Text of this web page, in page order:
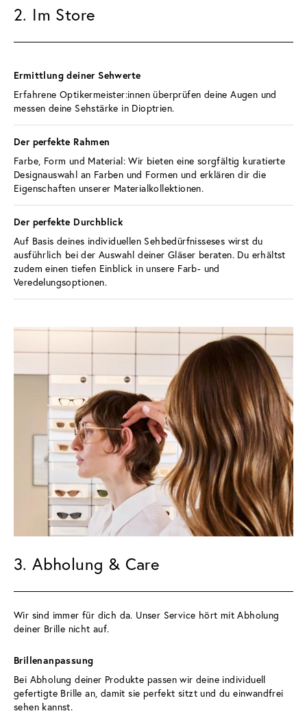
2. Im Store
Ermittlung deiner Sehwerte
Erfahrene Optikermeister:innen überprüfen deine Augen und
messen deine Sehstärke in Dioptrien.
Der perfekte Rahmen
Farbe, Form und Material: Wir bieten eine sorgfältig kuratierte
Designauswahl an Farben und Formen und erklären dir die
Eigenschaften unserer Materialkollektionen.
Der perfekte Durchblick
Auf Basis deines individuellen Sehbedürfnisseses wirst du
ausführlich bei der Auswahl deiner Gläser beraten. Du erhältst
zudem einen tiefen Einblick in unsere Farb- und
Veredelungsoptionen.
3. Abholung & Care
Wir sind immer für dich da. Unser Service hört mit Abholung
deiner Brille nicht auf.
Brillenanpassung
Bei Abholung deiner Produkte passen wir deine individuell
gefertigte Brille an, damit sie perfekt sitzt und du einwandfrei
sehen kannst.